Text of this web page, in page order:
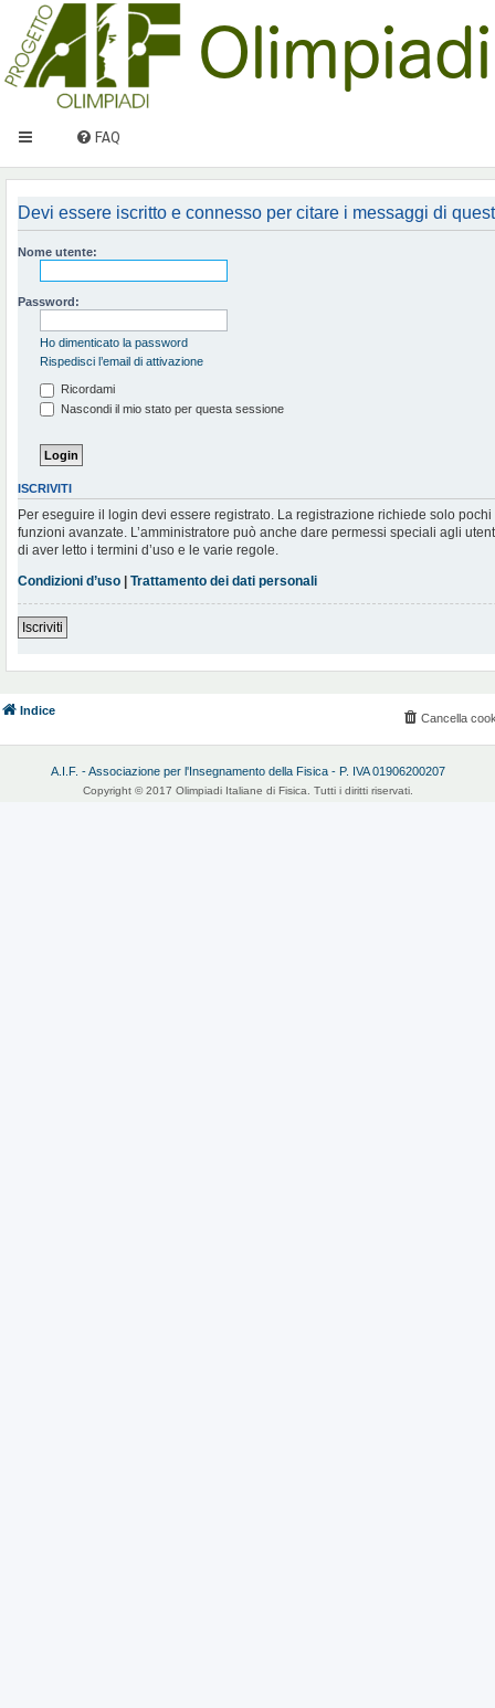
FAQ
Devi essere iscritto e connesso per citare i messaggi di
Nome utente:
Password:
Ho dimenticato la password
Rispedisci l’email di attivazione
Ricordami
Nascondi il mio stato per questa sessione
ISCRIVITI
Per eseguire il login devi essere registrato. La registrazione richiede solo
funzioni avanzate. L’amministratore può anche dare permessi speciali agli
di aver letto i termini d’uso e le varie regole.
Condizioni d’uso | Trattamento dei dati personali
Iscriviti
Indice
Cancella
A.I.F. - Associazione per l'Insegnamento della Fisica - P. IVA 01906200207
Copyright © 2017 Olimpiadi Italiane di Fisica. Tutti i diritti riservati.